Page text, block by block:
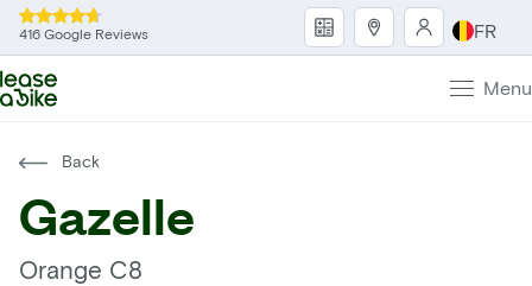
416 Google Reviews FR
Menu
Back
Gazelle
Orange C8